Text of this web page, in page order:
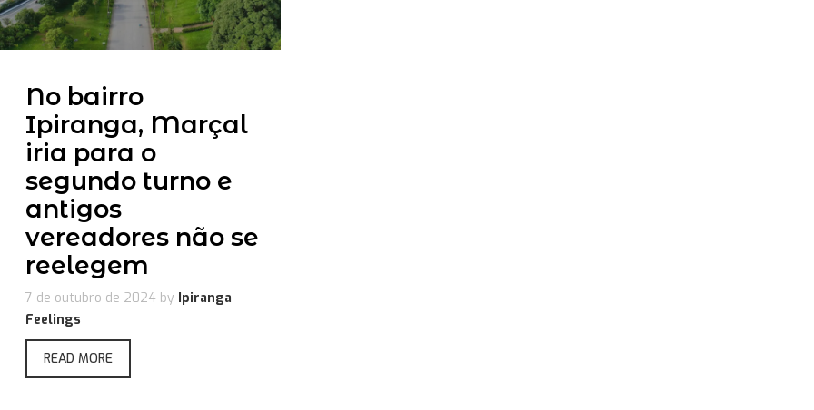
No bairro
Ipiranga, Marçal
iria para o
segundo turno e
antigos
vereadores não se
reelegem
7 de outubro de 2024 by Ipiranga
Feelings
READ MORE